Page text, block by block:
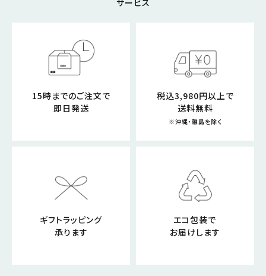
サービス
15時までのご注文で
即日発送
税込3,980円以上で
送料無料
※沖縄・離島を除く
ギフトラッピング
承ります
エコ包装で
お届けします